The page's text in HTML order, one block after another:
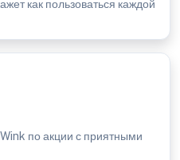
как пользоваться каждой
по акции с приятными